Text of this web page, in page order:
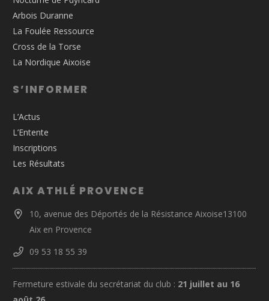
Arbois Duranne
La Foulée Ressource
Cross de la Torse
La Nordique Aixoise
S’INFORMER
L’Actus
L’Entente
Inscriptions
Les Résultats
AIX ATHLÉ PROVENCE
10, avenue des Déportés de la Résistance Aixoise13100
Aix en Provence
09 53 18 55 39
Fermeture estivale du secrétariat du club : 21 juillet au 16